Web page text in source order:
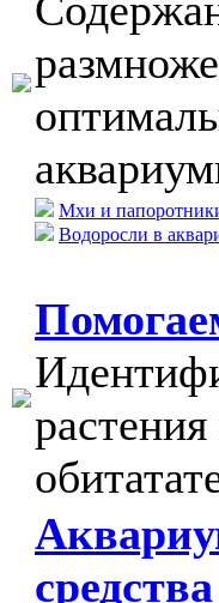
Мхи и
Водоросли в